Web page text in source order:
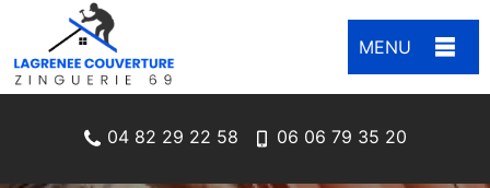
MENU
04 82 29 22 58 06 06 79 35 20